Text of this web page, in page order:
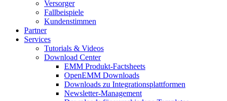
Versorger
Fallbeispiele
Kundenstimmen
Partner
Services
Tutorials & Videos
Download Center
EMM Produkt-Factsheets
OpenEMM Downloads
Downloads zu Integrationsplattformen
Newsletter-Management